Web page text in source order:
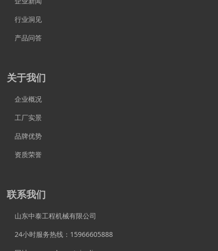
行业洞见
产品问答
关于我们
企业概况
工厂实景
品牌优势
资质荣誉
联系我们
山东中泰工程机械有限公司
24小时服务热线：15966605888